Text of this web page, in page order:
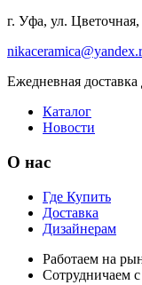
г. Уфа, ул. Цветочная,
Ежедневная доставка
Каталог
Новости
О нас
Где Купить
Доставка
Дизайнерам
Работаем на
Сотрудничаем